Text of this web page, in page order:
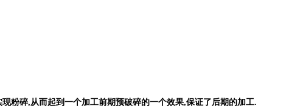
粉碎,从而起到一个加工前期预破碎的一个效果,保证了后期的加工.